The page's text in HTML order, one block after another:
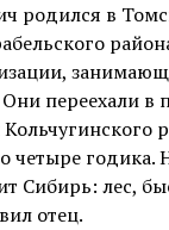
родился в
переехали в
четыре годика.
Сибирь: лес,
отец.